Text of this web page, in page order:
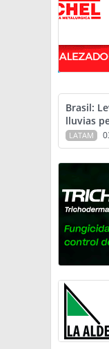
Brasil:
lluvias
LATAM